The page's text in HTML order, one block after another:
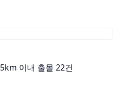
5km 이내 출몰 22건